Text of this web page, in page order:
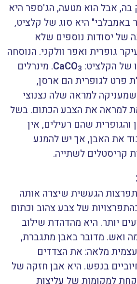
בה, אבל הוא מטעה, הג'ספר היא
באמבלבי" היא סוג של קלציט,
של יסודות נוספים שלא
גופרית ואפר וולקני. הנוסחה
של הקלציט: CaCO3
. מינרלים
פרט לגופרית הם ארסן,
שמעניקה למראה שלה נצנוצי
למראה את הצבע הכתום. בשל
שהם רעילים, אין
את האבן, אך יש להמנע
קריסטלים לשתייה.
הגעשית שיצרה אותה
של צבע צהוב וכתום
יותר. היא מהדהדת שילוב
ואש. מדובר באבן מתגברת,
מלאה: את הצדדים
בנפש. היא אבן חזקה של
למקומות של עליצות